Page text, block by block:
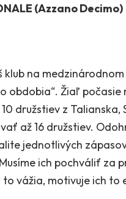
(Azzano Decimo)
na
obdobia“. Žiaľ počasie
družstiev z Talianska,
až 16 družstiev.
jednotlivých
ich pochváliť za
vážia, motivuje ich